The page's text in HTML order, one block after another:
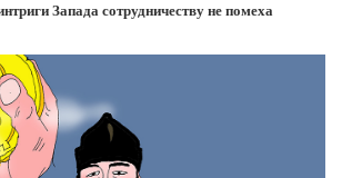
Запада сотрудничеству не помеха